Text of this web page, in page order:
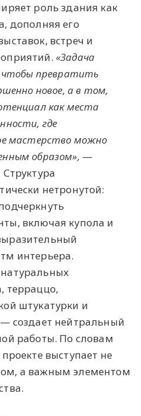
роль здания как
дополняя его
встреч и
«Задача
чтобы превратить
новое, а в том,
как места
где
мастерство можно
образом», —
нетронутой:
включая купола и
интерьера.
терраццо,
штукатурки и
создает нейтральный
работы. По словам
выступает не
а важным элементом